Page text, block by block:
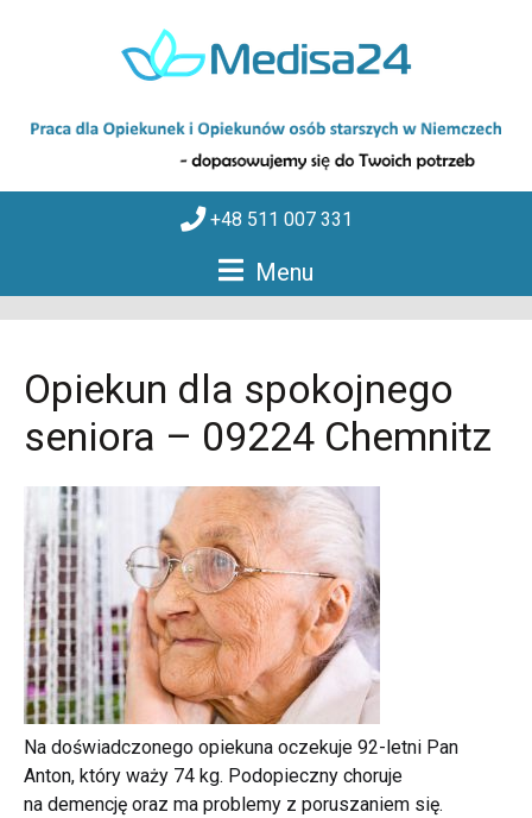
+48 511 007 331
Menu
Opiekun dla spokojnego
seniora – 09224 Chemnitz
Na doświadczonego opiekuna oczekuje 92-letni Pan
Anton, który waży 74 kg. Podopieczny choruje
na demencję oraz ma problemy z poruszaniem się.